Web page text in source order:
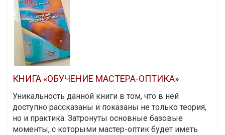
КНИГА «ОБУЧЕНИЕ МАСТЕРА-ОПТИКА»
Уникальность данной книги в том, что в ней
доступно рассказаны и показаны не только теория,
но и практика. Затронуты основные базовые
моменты, с которыми мастер-оптик будет иметь